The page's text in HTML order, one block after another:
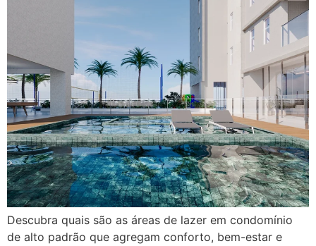
Descubra quais são as áreas de lazer em condomínio
de alto padrão que agregam conforto, bem-estar e